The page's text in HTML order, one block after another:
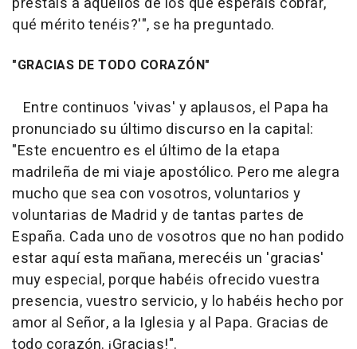
qué mérito tenéis?'", se ha preguntado.
"GRACIAS DE TODO CORAZÓN"
Entre continuos 'vivas' y aplausos, el Papa ha
pronunciado su último discurso en la capital:
"Este encuentro es el último de la etapa
madrileña de mi viaje apostólico. Pero me alegra
mucho que sea con vosotros, voluntarios y
voluntarias de Madrid y de tantas partes de
España. Cada uno de vosotros que no han podido
estar aquí esta mañana, merecéis un 'gracias'
muy especial, porque habéis ofrecido vuestra
presencia, vuestro servicio, y lo habéis hecho por
amor al Señor, a la Iglesia y al Papa. Gracias de
todo corazón. ¡Gracias!".